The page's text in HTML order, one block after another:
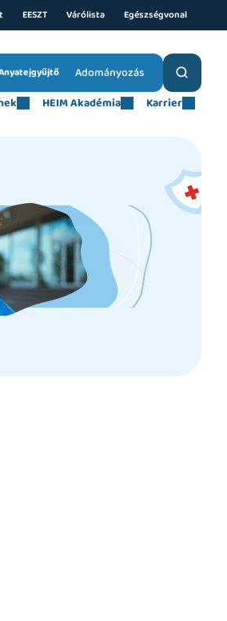
EESZT Várólista Egészségvonal
Adományozás
HEIM Akadémia Karrier